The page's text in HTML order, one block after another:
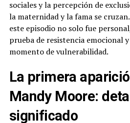
sociales y la percepción de
la maternidad y la fama se
este episodio no solo fue
prueba de resistencia emocional
momento de vulnerabilidad.
La primera
Mandy Moore:
significado